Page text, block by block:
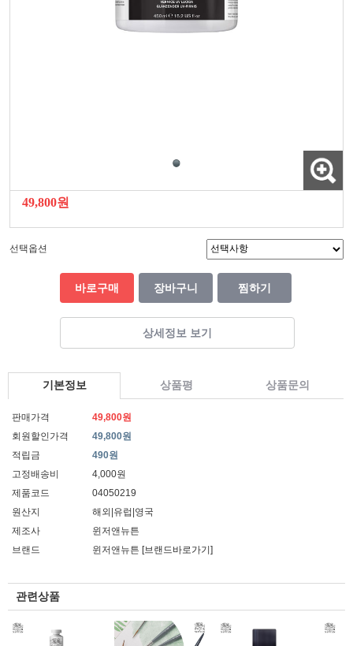
49,800원
선택옵션
바로구매 장바구니 찜하기
상세정보 보기
기본정보 상품평 상품문의
판매가격
49,800원
회원할인가격
49,800원
적립금
490원
고정배송비
4,000원
제품코드
04050219
원산지
해외|유럽|영국
제조사
윈저앤뉴튼
브랜드
윈저앤뉴튼 [브랜드바로가기]
관련상품